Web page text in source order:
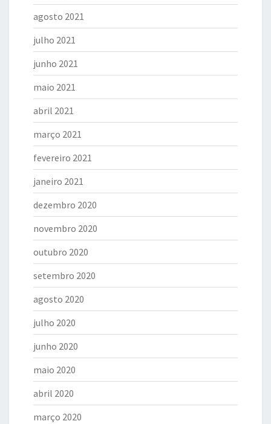
agosto 2021
julho 2021
junho 2021
maio 2021
abril 2021
março 2021
fevereiro 2021
janeiro 2021
dezembro 2020
novembro 2020
outubro 2020
setembro 2020
agosto 2020
julho 2020
junho 2020
maio 2020
abril 2020
março 2020